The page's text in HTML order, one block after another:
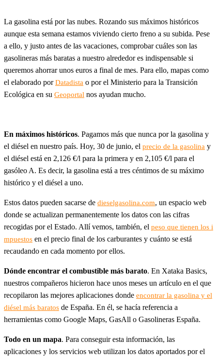
La gasolina está por las nubes. Rozando sus máximos históricos
aunque esta semana estamos viviendo cierto freno a su subida. Pese
a ello, y justo antes de las vacaciones, comprobar cuáles son las
gasolineras más baratas a nuestro alrededor es indispensable si
queremos ahorrar unos euros a final de mes. Para ello, mapas como
el elaborado porDatadista o por el Ministerio para la Transición
Ecológica en su Geoportal nos ayudan mucho.
En máximos históricos. Pagamos más que nunca por la gasolina y
el diésel en nuestro país. Hoy, 30 de junio, el precio de la gasolina y
el diésel está en 2,126 €/l para la primera y en 2,105 €/l para el
gasóleo A. Es decir, la gasolina está a tres céntimos de su máximo
histórico y el diésel a uno.
Estos datos pueden sacarse de dieselgasolina.com, un espacio web
donde se actualizan permanentemente los datos con las cifras
recogidas por el Estado. Allí vemos, también, el peso que tienen los i
mpuestos en el precio final de los carburantes y cuánto se está
recaudando en cada momento por ellos.
Dónde encontrar el combustible más barato. En Xataka Basics,
nuestros compañeros hicieron hace unos meses un artículo en el que
recopilaron las mejores aplicaciones donde encontrar la gasolina y el
diésel más baratos de España. En él, se hacía referencia a
herramientas como Google Maps, GasAll o Gasolineras España.
Todo en un mapa. Para conseguir esta información, las
aplicaciones y los servicios web utilizan los datos aportados por el